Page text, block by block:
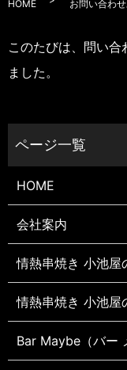
HOME お問い合わ
このたびは、問い
ました。
HOME
会社案内
情熱串焼き 小池屋
情熱串焼き 小池屋
Bar Maybe（バー